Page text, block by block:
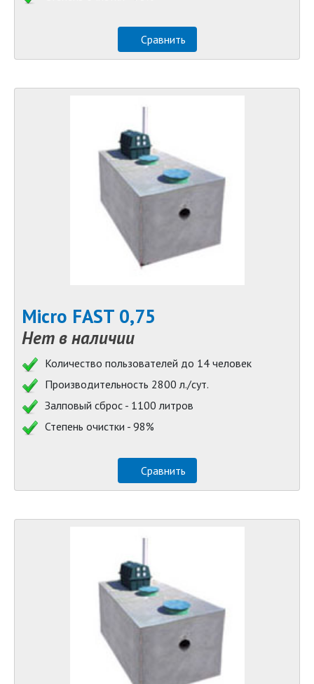
Сравнить
Micro FAST 0,75
Нет в наличии
Количество пользователей до 14 человек
Производительность 2800 л./сут.
Залповый сброс - 1100 литров
Степень очистки - 98%
Сравнить